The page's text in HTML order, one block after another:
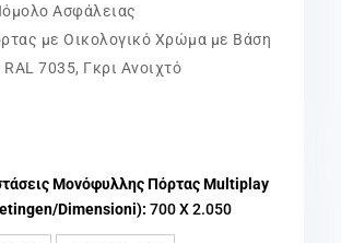
Ασφάλειας
με Οικολογικό Χρώμα με Βάση
7035, Γκρι Ανοιχτό
Μονόφυλλης Πόρτας Multiplay
Dimensioni): 700 X 2.050